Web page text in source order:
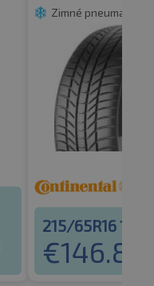
Zimné pneumatiky
215/65R16
€146.80